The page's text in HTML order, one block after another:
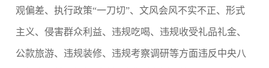
观偏差、执行政策“一刀切”、文风会风不实不正、形式
主义、侵害群众利益、违规吃喝、违规收受礼品礼金、
公款旅游、违规装修、违规考察调研等方面违反中央八